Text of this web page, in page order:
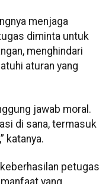
menjaga
diminta untuk
menghindari
aturan yang
jawab moral.
di sana, termasuk
katanya.
petugas